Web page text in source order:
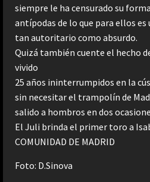
siempre le ha censurado su
antípodas de lo que para ellos
tan autoritario como absurdo.
Quizá también cuente el hecho
vivido
25 años ininterrumpidos en la
sin necesitar el trampolín de
salido a hombros en dos
El Juli brinda el primer toro a
COMUNIDAD DE MADRID
Foto: D.Sinova